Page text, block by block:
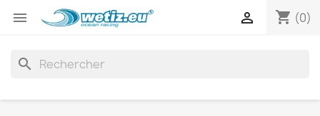
 shopping_cart (0)

search